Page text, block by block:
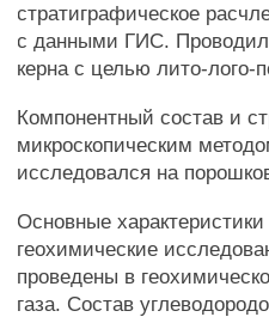
стратиграфическое
с данными ГИС.
керна с целью лито-лого-
Компонентный состав и
микроскопическим
исследовался на
Основные
геохимические
проведены в
газа. Состав